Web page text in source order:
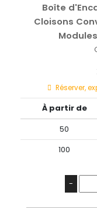
Boîte
Cloisons
Réserver,
À partir de
50
100
-